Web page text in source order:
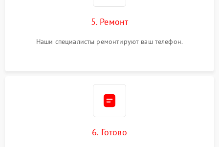
5. Ремонт
Наши специалисты ремонтируют ваш телефон.
6. Готово